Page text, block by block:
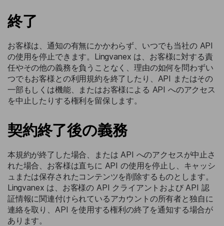
終了
お客様は、通知の有無にかかわらず、いつでも当社の API
の使用を停止できます。Lingvanex は、お客様に対する責
任やその他の義務を負うことなく、理由の如何を問わずい
つでもお客様との利用規約を終了したり、API またはその
一部もしくは機能、またはお客様による API へのアクセス
を中止したりする権利を留保します。
契約終了後の義務
本規約が終了した場合、または API へのアクセスが中止さ
れた場合、お客様は直ちに API の使用を停止し、キャッシ
ュまたは保存されたコンテンツを削除するものとします。
Lingvanex は、お客様の API クライアントおよび API 認
証情報に関連付けられているアカウントの所有者と独自に
連絡を取り、API を使用する権利の終了を通知する場合が
あります。